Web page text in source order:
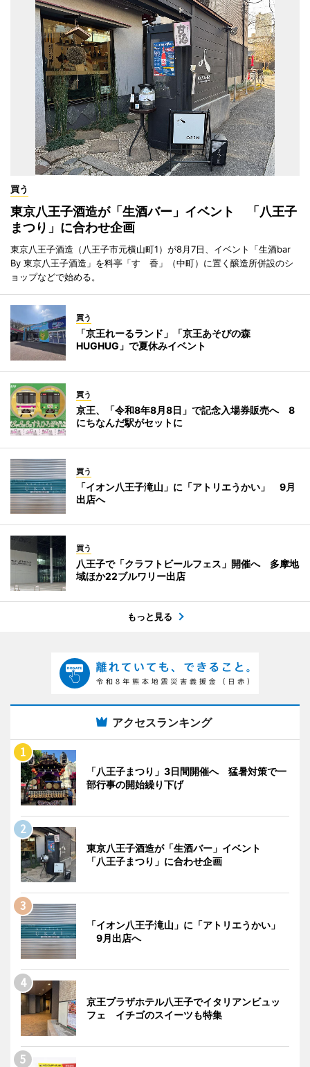
買う
東京八王子酒造が「生酒バー」イベント 「八王子
まつり」に合わせ企画
東京八王子酒造（八王子市元横山町1）が8月7日、イベント「生酒bar
By 東京八王子酒造」を料亭「すゞ香」（中町）に置く醸造所併設のシ
ョップなどで始める。
買う
「京王れーるランド」「京王あそびの森
HUGHUG」で夏休みイベント
買う
京王、「令和8年8月8日」で記念入場券販売へ 8
にちなんだ駅がセットに
買う
「イオン八王子滝山」に「アトリエうかい」 9月
出店へ
買う
八王子で「クラフトビールフェス」開催へ 多摩地
域ほか22ブルワリー出店
もっと見る
アクセスランキング
「八王子まつり」3日間開催へ 猛暑対策で一
部行事の開始繰り下げ
東京八王子酒造が「生酒バー」イベント
「八王子まつり」に合わせ企画
「イオン八王子滝山」に「アトリエうかい」
9月出店へ
京王プラザホテル八王子でイタリアンビュッ
フェ イチゴのスイーツも特集